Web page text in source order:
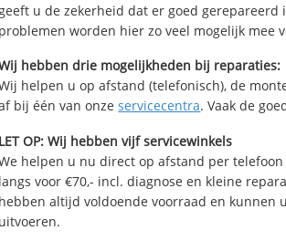
geeft u de zekerheid dat er goed gerepareerd
problemen worden hier zo veel mogelijk mee
hebben drie mogelijkheden bij reparaties:
helpen u op afstand (telefonisch), de
bij één van onzeservicecentra. Vaak de
LET OP: Wij hebben vijf servicewinkels
helpen u nu direct op afstand per
langs voor €70,- incl. diagnose en kleine
hebben altijd voldoende voorraad en kunnen
uitvoeren.